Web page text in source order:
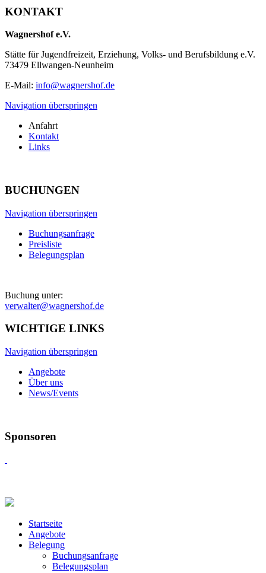
KONTAKT
Wagnershof e.V.
Stätte für Jugendfreizeit, Erziehung, Volks- und Berufsbildung e.V.
73479 Ellwangen-Neunheim
E-Mail: info@wagnershof.de
Navigation überspringen
Anfahrt
Kontakt
Links
BUCHUNGEN
Navigation überspringen
Buchungsanfrage
Preisliste
Belegungsplan
Buchung unter:
verwalter@wagnershof.de
WICHTIGE LINKS
Navigation überspringen
Angebote
Über uns
News/Events
Sponsoren
Startseite
Angebote
Belegung
Buchungsanfrage
Belegungsplan